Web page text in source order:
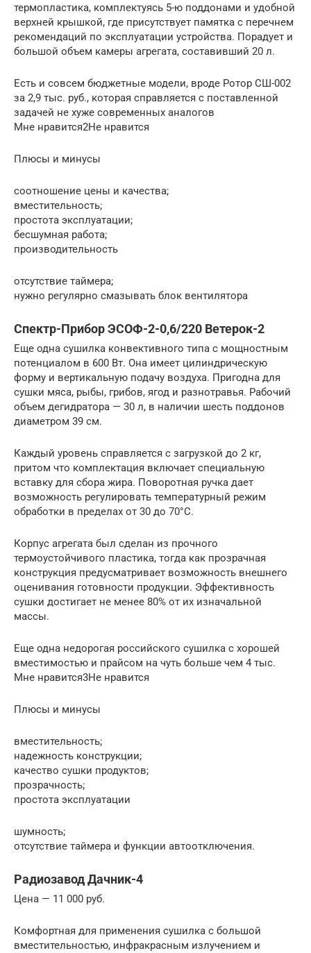
термопластика, комплектуясь 5-ю поддонами и удобной
верхней крышкой, где присутствует памятка с перечнем
рекомендаций по эксплуатации устройства. Порадует и
большой объем камеры агрегата, составивший 20 л.
Есть и совсем бюджетные модели, вроде Ротор СШ-002
за 2,9 тыс. руб., которая справляется с поставленной
задачей не хуже современных аналогов
Мне нравится2Не нравится
Плюсы и минусы
соотношение цены и качества;
вместительность;
простота эксплуатации;
бесшумная работа;
производительность
отсутствие таймера;
нужно регулярно смазывать блок вентилятора
Спектр-Прибор ЭСОФ-2-0,6/220 Ветерок-2
Еще одна сушилка конвективного типа с мощностным
потенциалом в 600 Вт. Она имеет цилиндрическую
форму и вертикальную подачу воздуха. Пригодна для
сушки мяса, рыбы, грибов, ягод и разнотравья. Рабочий
объем дегидратора — 30 л, в наличии шесть поддонов
диаметром 39 см.
Каждый уровень справляется с загрузкой до 2 кг,
притом что комплектация включает специальную
вставку для сбора жира. Поворотная ручка дает
возможность регулировать температурный режим
обработки в пределах от 30 до 70°C.
Корпус агрегата был сделан из прочного
термоустойчивого пластика, тогда как прозрачная
конструкция предусматривает возможность внешнего
оценивания готовности продукции. Эффективность
сушки достигает не менее 80% от их изначальной
массы.
Еще одна недорогая российского сушилка с хорошей
вместимостью и прайсом на чуть больше чем 4 тыс.
Мне нравится3Не нравится
Плюсы и минусы
вместительность;
надежность конструкции;
качество сушки продуктов;
прозрачность;
простота эксплуатации
шумность;
отсутствие таймера и функции автоотключения.
Радиозавод Дачник-4
Цена — 11 000 руб.
Комфортная для применения сушилка с большой
вместительностью, инфракрасным излучением и